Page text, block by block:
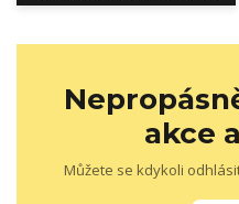
akce
Můžete se kdykoli